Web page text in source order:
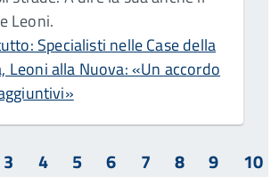
Leoni.
Specialisti nelle Case della
Leoni alla Nuova: «Un accordo
3 4 5 6 7 8 9 10